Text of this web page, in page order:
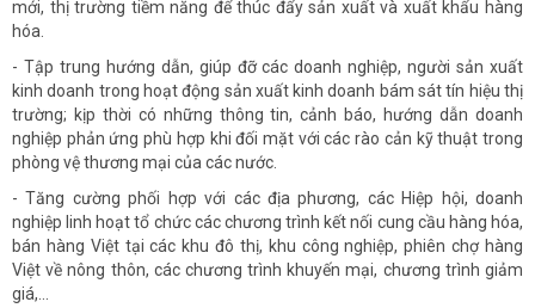
mới, thị trường tiềm năng để thúc đẩy sản xuất và xuất khẩu hàng
hóa.
- Tập trung hướng dẫn, giúp đỡ các doanh nghiệp, người sản xuất
kinh doanh trong hoạt động sản xuất kinh doanh bám sát tín hiệu thị
trường; kịp thời có những thông tin, cảnh báo, hướng dẫn doanh
nghiệp phản ứng phù hợp khi đối mặt với các rào cản kỹ thuật trong
phòng vệ thương mại của các nước.
- Tăng cường phối hợp với các địa phương, các Hiệp hội, doanh
nghiệp linh hoạt tổ chức các chương trình kết nối cung cầu hàng hóa,
bán hàng Việt tại các khu đô thị, khu công nghiệp, phiên chợ hàng
Việt về nông thôn, các chương trình khuyến mại, chương trình giảm
giá,...